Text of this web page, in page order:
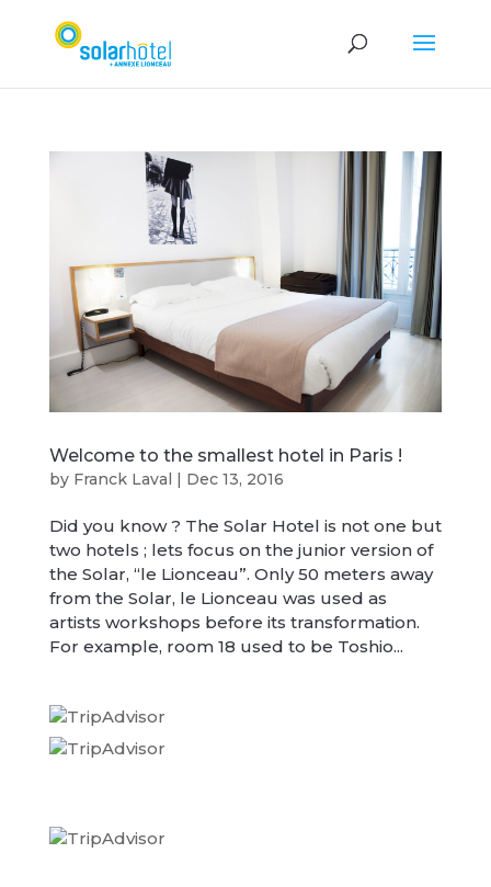
Welcome to the smallest hotel in Paris !
by Franck Laval | Dec 13, 2016
Did you know ? The Solar Hotel is not one but
two hotels ; lets focus on the junior version of
the Solar, “le Lionceau”. Only 50 meters away
from the Solar, le Lionceau was used as
artists workshops before its transformation.
For example, room 18 used to be Toshio...